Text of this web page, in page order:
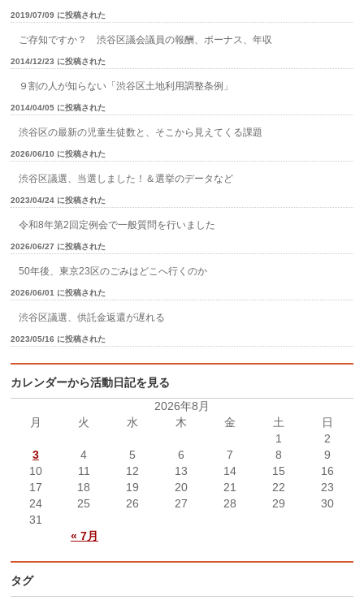
2019/07/09 に投稿された
ご存知ですか？ 渋谷区議会議員の報酬、ボーナス、年収
2014/12/23 に投稿された
９割の人が知らない「渋谷区土地利用調整条例」
2014/04/05 に投稿された
渋谷区の最新の児童生徒数と、そこから見えてくる課題
2026/06/10 に投稿された
渋谷区議選、当選しました！＆選挙のデータなど
2023/04/24 に投稿された
令和8年第2回定例会で一般質問を行いました
2026/06/27 に投稿された
50年後、東京23区のごみはどこへ行くのか
2026/06/01 に投稿された
渋谷区議選、供託金返還が遅れる
2023/05/16 に投稿された
カレンダーから活動日記を見る
2026年8月
月
火 水 木 金 土 日
« 7月
1
2
3
4 5 6 7 8
9
10
11 12 13 14 15
16
17
18 19 20 21 22
23
24
25 26 27 28 29
30
31
タグ